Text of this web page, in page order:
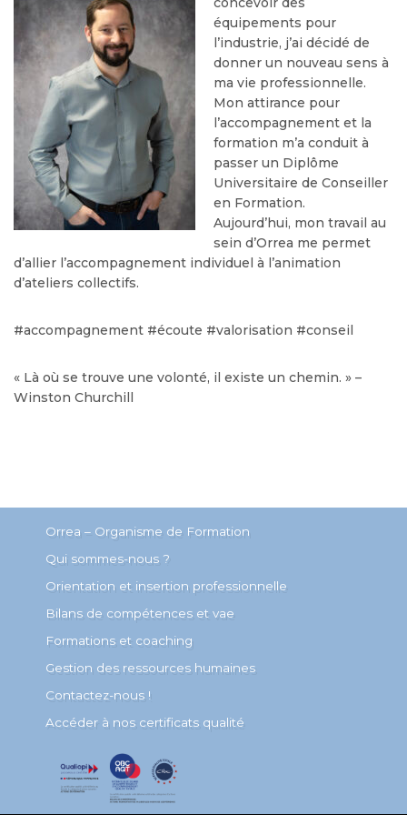
équipements pour
l’industrie, j’ai décidé de
donner un nouveau sens à
ma vie professionnelle.
Mon attirance pour
l’accompagnement et la
formation m’a conduit à
passer un Diplôme
Universitaire de Conseiller
en Formation.
Aujourd’hui, mon travail au
sein d’Orrea me permet
d’allier l’accompagnement individuel à l’animation
d’ateliers collectifs.
#accompagnement #écoute #valorisation #conseil
« Là où se trouve une volonté, il existe un chemin. » –
Winston Churchill
Orrea – Organisme de Formation
Qui sommes-nous ?
Orientation et insertion professionnelle
Bilans de compétences et vae
Formations et coaching
Gestion des ressources humaines
Contactez-nous !
Accéder à nos certificats qualité